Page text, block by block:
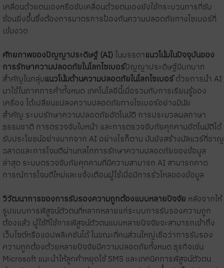
เคลื่อนด้วยตนเองหรือขับเคลื่อนด้วยตนเองยังใช้กระบวนการที่ซับ
ซ้อนยิ่งขึ้นซึ่งต้องการมาตรการป้องกันความปลอดภัยทางไซเบอร์ที่
เข้มงวด
ศักยภาพของปัญญาประดิษฐ์ (AI) ในบรรดา แนวโน้มในปัจจุบันของ
การรักษาความปลอดภัยในโลกไซเบอร์ปัญญาประดิษฐ์มีบทบาท
สำคัญในกลุ่มแนวโน้มด้านความปลอดภัยในโลกไซเบอร์ด้วยการนำ AI
มาใช้ในภาคการค้าทั้งหมด เทคโนโลยีนี้เมื่อรวมกับการเรียนรู้ของ
เครื่อง ได้เปลี่ยนแปลงความปลอดภัยทางไซเบอร์อย่างมีนัย
สำคัญ ระบบรักษาความปลอดภัยอัตโนมัติ การประมวลผลภาษา
ธรรมชาติ การตรวจจับใบหน้า และการตรวจจับภัยคุกคามอัตโนมัติได้
รับประโยชน์อย่างมากจาก AI อย่างไรก็ตาม มันยังสร้างมัลแวร์ที่ชาญ
ฉลาดและการโจมตีผ่านกลไกการรักษาความปลอดภัยของข้อมูล
ล่าสุด ระบบตรวจจับภัยคุกคามที่มีความสามารถ AI สามารถคาด
การณ์การโจมตีใหม่และแจ้งเตือนผู้ใช้เมื่อมีการรั่วไหลของข้อมูล
วิวัฒนาการของการรับรองความถูกต้องแบบหลายปัจจัย หลังจากให้
รูปแบบการพิสูจน์ตัวตนที่หลากหลายแก่ระบบการรับรองความถูก
ต้องแล้ว ผู้ใช้ที่ใช้การพิสูจน์ตัวตนแบบหลายปัจจัยจะสามารถเข้าถึง
เว็บไซต์หรือแอปพลิเคชันได้ ในขณะที่คนส่วนใหญ่เชื่อว่าการรับรอง
ความถูกต้องด้วยหลายปัจจัยมีความปลอดภัยทั้งหมด ธุรกิจเช่น
Microsoft แนะนำให้ลูกค้าหยุดใช้ SMS และเทคนิคการพิสูจน์ตัวตน